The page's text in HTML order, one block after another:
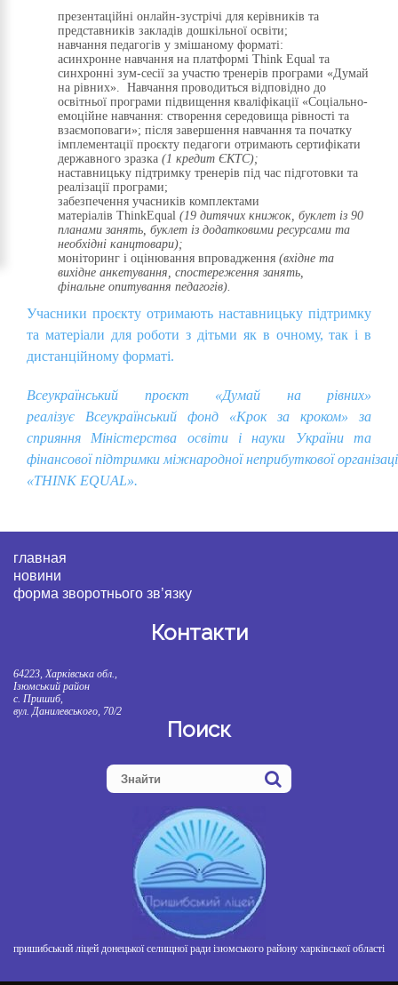
презентаційні онлайн-зустрічі для керівників та
представників закладів дошкільної освіти;
навчання педагогів у змішаному форматі:
асинхронне навчання на платформі Think Equal та
синхронні зум-сесії за участю тренерів програми «Думай
на рівних». Навчання проводиться відповідно до
освітньої програми підвищення кваліфікації «Соціально-
емоційне навчання: створення середовища рівності та
взаємоповаги»; після завершення навчання та початку
імплементації проєкту педагоги отримають сертифікати
державного зразка (1 кредит ЄКТС);
наставницьку підтримку тренерів під час підготовки та
реалізації програми;
забезпечення учасників комплектами
матеріалів ThinkEqual (19 дитячих книжок, буклет із 90
планами занять, буклет із додатковими ресурсами та
необхідні канцтовари);
моніторинг і оцінювання впровадження (вхідне та
вихідне анкетування, спостереження занять,
фінальне опитування педагогів).
Учасники проєкту отримають наставницьку підтримку
та матеріали для роботи з дітьми як в очному, так і в
дистанційному форматі.
Всеукраїнський проєкт «Думай на рівних»
реалізує
Всеукраїнський фонд «Крок за кроком» за
сприяння
Міністерства освітиі науки Українита
фінансової підтримки міжнародної неприбуткової
«THINK EQUAL».
пришибський ліцей донецької селищної ради ізюмського району харківської області
главная
новини
форма зворотнього зв’язку
Контакти
64223, Харківська обл.,
Ізюмський район
с. Пришиб,
вул. Данилевського, 70/2
Поиск